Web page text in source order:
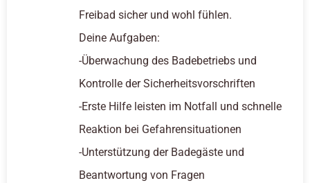
Freibad sicher und wohl fühlen.
Deine Aufgaben:
-Überwachung des Badebetriebs und
Kontrolle der Sicherheitsvorschriften
-Erste Hilfe leisten im Notfall und schnelle
Reaktion bei Gefahrensituationen
-Unterstützung der Badegäste und
Beantwortung von Fragen